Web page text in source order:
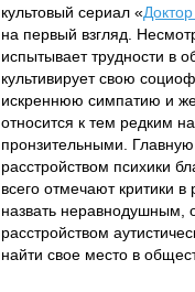
культовый сериал «
на первый взгляд.
испытывает трудности в
культивирует свою
искреннюю симпатию и
относится к тем редким
пронзительными.
расстройством психики
всего отмечают критики
назвать
расстройством
найти свое место в